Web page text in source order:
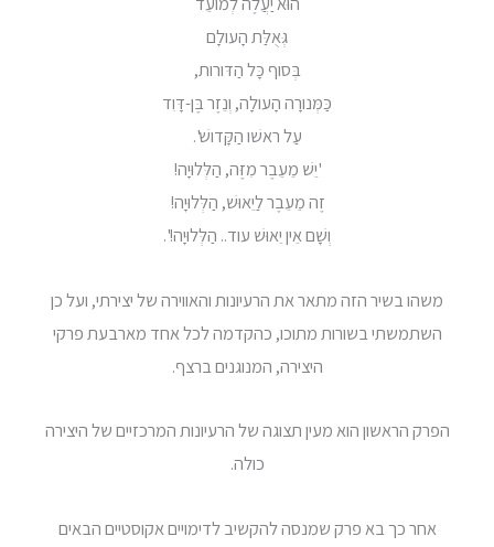
גְּאֻלַּת הָעולָם
בְּסוף כָּל הַדּורות,
כַּמְּנורָה הָעולָה, וְנֵזֶר בֶּן-דָּוִד
עַל ראשׁו הַקָּדושׁ'.
'יֵשׁ מֵעֵבֶר מִזֶּה, הַלְּלוּיָה!
זֶה מֵעֵבֶר לַיֵאוּשׁ, הַלְּלוּיָה!
וְשָׁם אֵין יֵאוּשׁ עוד.. הַלְּלוּיָה!'.
משהו בשיר הזה מתאר את הרעיונות והאווירה של יצירתי, ועל כן
השתמשתי בשורות מתוכו, כהקדמה לכל אחד מארבעת פרקי
היצירה, המנוגנים ברצף.
הפרק הראשון הוא מעין תצוגה של הרעיונות המרכזיים של היצירה
כולה.
אחר כך בא פרק שמנסה להקשיב לדימויים אקוסטיים הבאים